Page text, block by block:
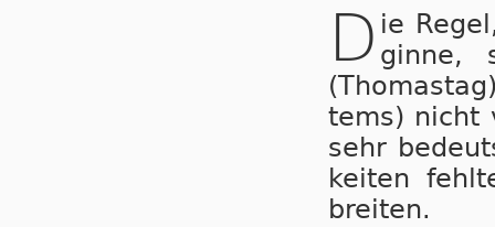
D ie
gin­ne,
tems) nicht
sehr
kei­ten
brei­ten.